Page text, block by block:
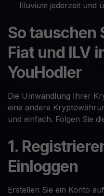
Illuvium jederzeit und
So tauschen
Fiat und ILV
YouHodler
Die Umwandlung Ihrer
eine andere
und einfach. Folgen Sie
1.
Einloggen
Erstellen Sie ein Konto